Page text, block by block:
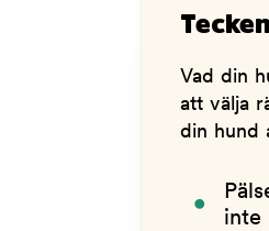
Vad din
att välja
din hund
inte